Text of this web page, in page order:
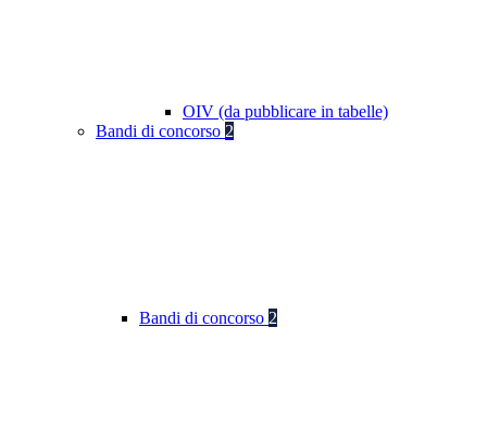
OIV (da pubblicare in tabelle)
Bandi di concorso 2
Bandi di concorso 2